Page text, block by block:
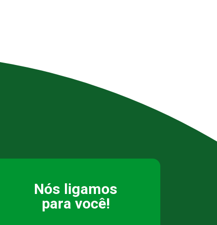
Nós ligamos
para você!